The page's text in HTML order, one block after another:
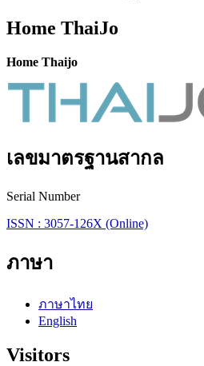
Home ThaiJo
Home Thaijo
เลขมาตรฐานสากล
Serial Number
ISSN : 3057-126X (Online)
ภาษา
ภาษาไทย
English
Visitors